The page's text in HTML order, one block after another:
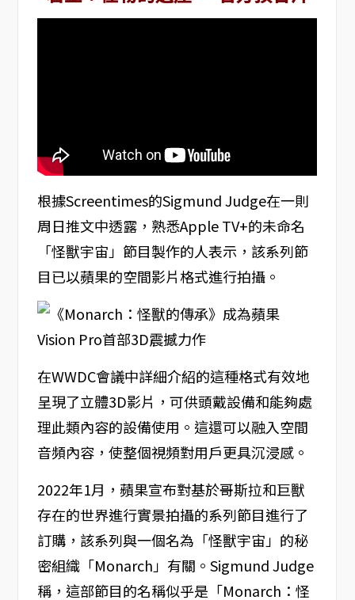
根據Screentimes的Sigmund Judge在一則
周日推文中透露，熟悉Apple TV+的未命名
「怪獸宇宙」節目製作的人表示，該系列節
目已以蘋果的空間影片格式進行拍攝。
在WWDC會議中詳細介紹的這種格式有效地
呈現了立體3D影片，可供頭戴設備和能夠處
理此類內容的設備使用。這還可以融入空間
音頻內容，使整個視頻對用戶更具沉浸感。
2022年1月，蘋果宣布對基於哥斯拉和巨獸
存在的世界進行實景拍攝的系列節目進行了
訂購，該系列與一個名為「怪獸宇宙」的秘
密組織「Monarch」有關。Sigmund Judge
稱，這部節目的名稱似乎是「Monarch：怪